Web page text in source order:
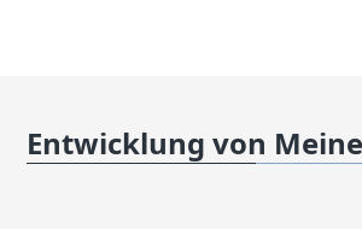
Entwicklung von